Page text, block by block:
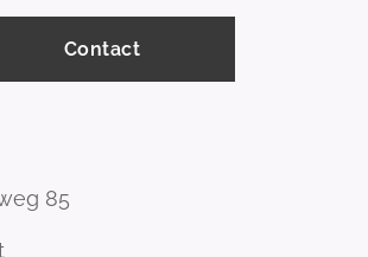
Contact
85